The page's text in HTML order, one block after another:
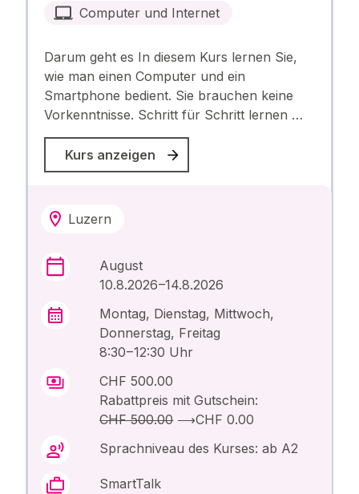
Computer und Internet
Darum geht es In diesem Kurs lernen Sie,
wie man einen Computer und ein
Smartphone bedient. Sie brauchen keine
Vorkenntnisse. Schritt für Schritt lernen …
Kurs anzeigen
Luzern
August
10.8.2026 –14.8.2026
Montag, Dienstag, Mittwoch,
Donnerstag, Freitag
8:30 – 12:30 Uhr
CHF 500.00
Rabattpreis mit Gutschein:
CHF 500.00⟶CHF 0.00
Sprachniveau des Kurses: ab A2
SmartTalk